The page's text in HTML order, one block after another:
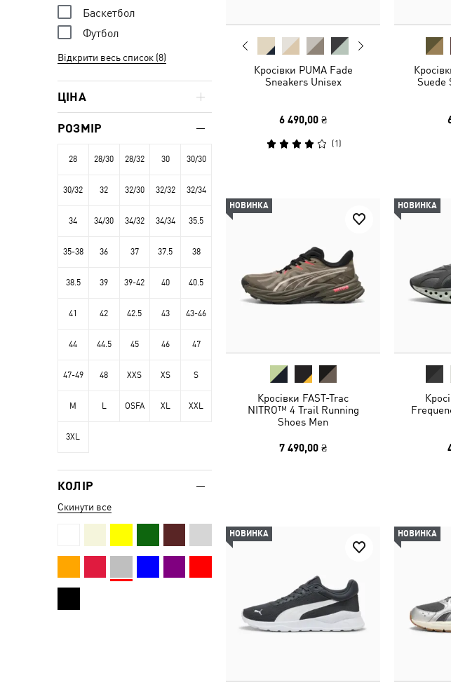
Кросівки PUMA Fade
Sneakers Unisex
6 490,00 ₴
(1 )
Suede
НОВИНКА
Кросівки FAST-Trac
NITRO™ 4 Trail Running
Shoes Men
7 490,00 ₴
НОВИНКА
НОВИНКА НОВИНКА
Баскетбол
Футбол
Відкрити весь список (8)
ЦІНА
РОЗМІР
28 28/30 28/32 30 30/30
30/32 32 32/30 32/32 32/34
34 34/30 34/32 34/34 35.5
35-38 36 37 37.5 38
38.5 39 39-42 40 40.5
41 42 42.5 43 43-46
44 44.5 45 46 47
47-49 48 XXS XS S
M L OSFA XL XXL
3XL
КОЛІР
Скинути все